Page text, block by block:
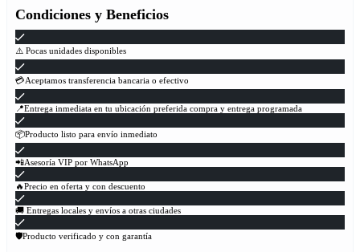
Condiciones y Beneficios
⚠️ Pocas unidades disponibles
💳Aceptamos transferencia bancaria o efectivo
📍Entrega inmediata en tu ubicación preferida compra y entrega programada
📦Producto listo para envío inmediato
📲Asesoría VIP por WhatsApp
🔥Precio en oferta y con descuento
🚚 Entregas locales y envíos a otras ciudades
🛡Producto verificado y con garantía